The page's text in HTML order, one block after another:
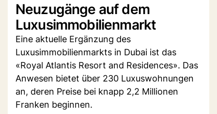
Neuzugänge auf dem
Luxusimmobilienmarkt
Eine aktuelle Ergänzung des
Luxusimmobilienmarkts in Dubai ist das
«Royal Atlantis Resort and Residences». Das
Anwesen bietet über 230 Luxuswohnungen
an, deren Preise bei knapp 2,2 Millionen
Franken beginnen.